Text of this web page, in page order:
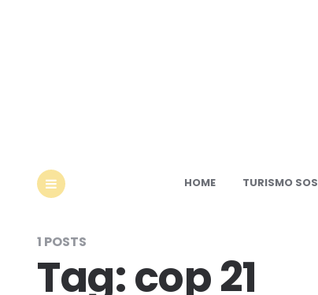
HOME TURISMO
1 POSTS
Tag:cop 21